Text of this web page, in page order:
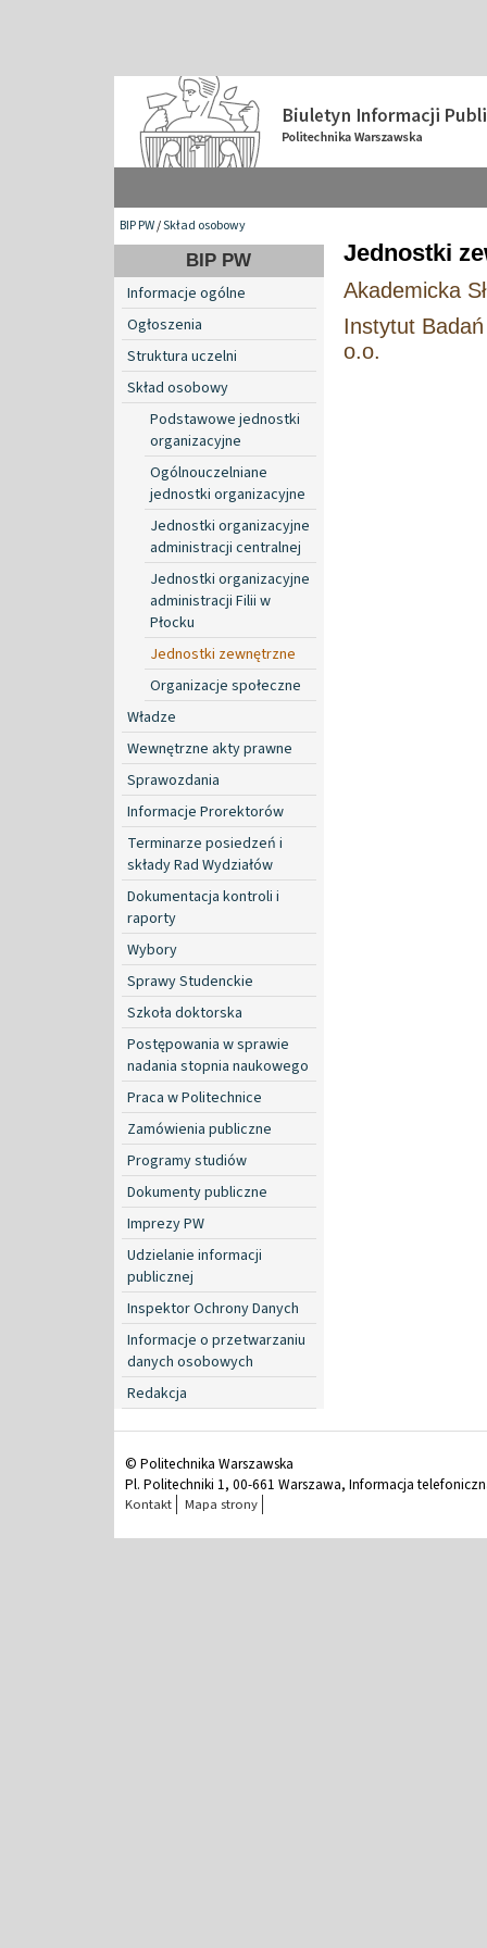
BIP PW/Skład osobowy
BIP PW
Informacje ogólne
Ogłoszenia
Struktura uczelni
Skład osobowy
Podstawowe jednostki
organizacyjne
Ogólnouczelniane
jednostki organizacyjne
Jednostki organizacyjne
administracji centralnej
Jednostki organizacyjne
administracji Filii w
Płocku
Jednostki zewnętrzne
Organizacje społeczne
Władze
Wewnętrzne akty prawne
Sprawozdania
Informacje Prorektorów
Terminarze posiedzeń i
składy Rad Wydziałów
Dokumentacja kontroli i
raporty
Wybory
Sprawy Studenckie
Szkoła doktorska
Postępowania w sprawie
nadania stopnia naukowego
Praca w Politechnice
Zamówienia publiczne
Programy studiów
Dokumenty publiczne
Imprezy PW
Udzielanie informacji
publicznej
Inspektor Ochrony Danych
Informacje o przetwarzaniu
danych osobowych
Redakcja
Jednostki
Akademicka
Instytut
o.o.
© Politechnika Warszawska
Pl. Politechniki 1, 00-661 Warszawa, Informacja
Kontakt Mapa strony